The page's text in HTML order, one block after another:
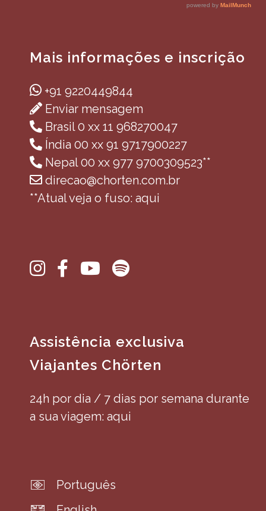
Mais informações e inscrição
+91 9220449844
Enviar mensagem
Brasil 0 xx 11 968270047
Índia 00 xx 91 9717900227
Nepal 00 xx 977 9700309523**
direcao@chorten.com.br
**Atual veja o fuso: aqui
Assistência exclusiva
Viajantes Chörten
24h por dia / 7 dias por semana durante
a sua viagem: aqui
Português